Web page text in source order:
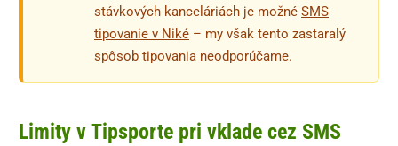
stávkových kanceláriách je možné SMS
tipovanie v Niké – my však tento zastaralý
spôsob tipovania neodporúčame.
Limity v Tipsporte pri vklade cez SMS